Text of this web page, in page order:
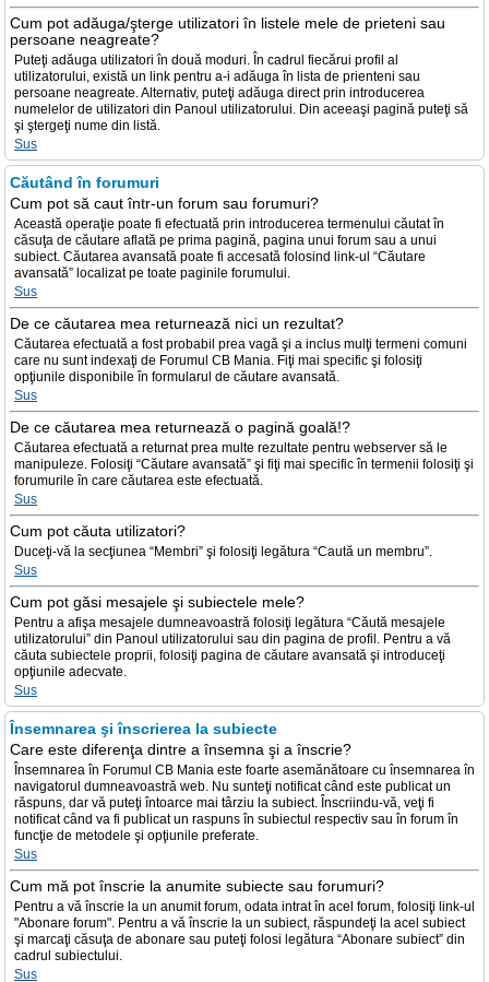
Cum pot adăuga/şterge utilizatori în listele mele de prieteni sau
persoane neagreate?
Puteţi adăuga utilizatori în două moduri. În cadrul fiecărui profil al
utilizatorului, există un link pentru a-i adăuga în lista de prienteni sau
persoane neagreate. Alternativ, puteţi adăuga direct prin introducerea
numelelor de utilizatori din Panoul utilizatorului. Din aceeaşi pagină puteţi să
şi ştergeţi nume din listă.
Sus
Căutând în forumuri
Cum pot să caut într-un forum sau forumuri?
Această operaţie poate fi efectuată prin introducerea termenului căutat în
căsuţa de căutare aflată pe prima pagină, pagina unui forum sau a unui
subiect. Căutarea avansată poate fi accesată folosind link-ul “Căutare
avansată” localizat pe toate paginile forumului.
Sus
De ce căutarea mea returnează nici un rezultat?
Căutarea efectuată a fost probabil prea vagă şi a inclus mulţi termeni comuni
care nu sunt indexaţi de Forumul CB Mania. Fiţi mai specific şi folosiţi
opţiunile disponibile în formularul de căutare avansată.
Sus
De ce căutarea mea returnează o pagină goală!?
Căutarea efectuată a returnat prea multe rezultate pentru webserver să le
manipuleze. Folosiţi “Căutare avansată” şi fiţi mai specific în termenii folosiţi şi
forumurile în care căutarea este efectuată.
Sus
Cum pot căuta utilizatori?
Duceţi-vă la secţiunea “Membri” şi folosiţi legătura “Caută un membru”.
Sus
Cum pot găsi mesajele şi subiectele mele?
Pentru a afişa mesajele dumneavoastră folosiţi legătura “Căută mesajele
utilizatorului” din Panoul utilizatorului sau din pagina de profil. Pentru a vă
căuta subiectele proprii, folosiţi pagina de căutare avansată şi introduceţi
opţiunile adecvate.
Sus
Însemnarea şi înscrierea la subiecte
Care este diferenţa dintre a însemna şi a înscrie?
Însemnarea în Forumul CB Mania este foarte asemănătoare cu însemnarea în
navigatorul dumneavoastră web. Nu sunteţi notificat când este publicat un
răspuns, dar vă puteţi întoarce mai târziu la subiect. Înscriindu-vă, veţi fi
notificat când va fi publicat un raspuns în subiectul respectiv sau în forum în
funcţie de metodele şi opţiunile preferate.
Sus
Cum mă pot înscrie la anumite subiecte sau forumuri?
Pentru a vă înscrie la un anumit forum, odata intrat în acel forum, folosiţi link-ul
"Abonare forum". Pentru a vă înscrie la un subiect, răspundeţi la acel subiect
şi marcaţi căsuţa de abonare sau puteţi folosi legătura “Abonare subiect” din
cadrul subiectului.
Sus